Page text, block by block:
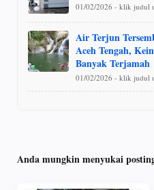
01/02/2026 - klik judul
Air Terjun
Aceh Tengah,
Banyak Terjamah
01/02/2026 - klik judul
Anda mungkin menyukai